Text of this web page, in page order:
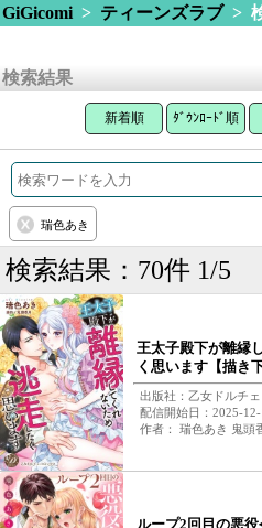
GiGicomi> ティーンズラブ>
検索結果
新着順 ﾀﾞｳﾝﾛｰﾄﾞ順
瑞色あき
検索結果：70件 1/5
王太子殿下が離縁
く思います【描き
出版社：乙女ドルチ
配信開始日：2025-12-
作者： 瑞色あき 鬼頭
ループ2回目の悪